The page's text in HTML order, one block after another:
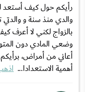
والدي منذ سنة و
بالزواج لكني لا أعرف
وضعي المادي دون
أعاني من أمراض،
أهمية الاستعدادا...